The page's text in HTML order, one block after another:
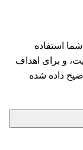
استفاده
و برای اهداف
داده شده